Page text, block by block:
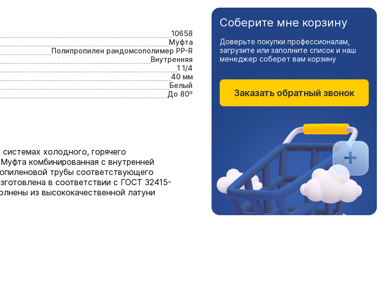
10658
Муфта
Полипропилен рандомсополимер PP-R
Внутренняя
1 1/4
40 мм
Белый
До 80⁰
холодного, горячего
комбинированная с внутренней
трубы соответствующего
в соответствии с ГОСТ 32415-
из высококачественной латуни
Соберите мне корзину
Доверьте покупки профессионалам,
загрузите или заполните список и наш
менеджер соберет вам корзину
Заказать обратный звонок